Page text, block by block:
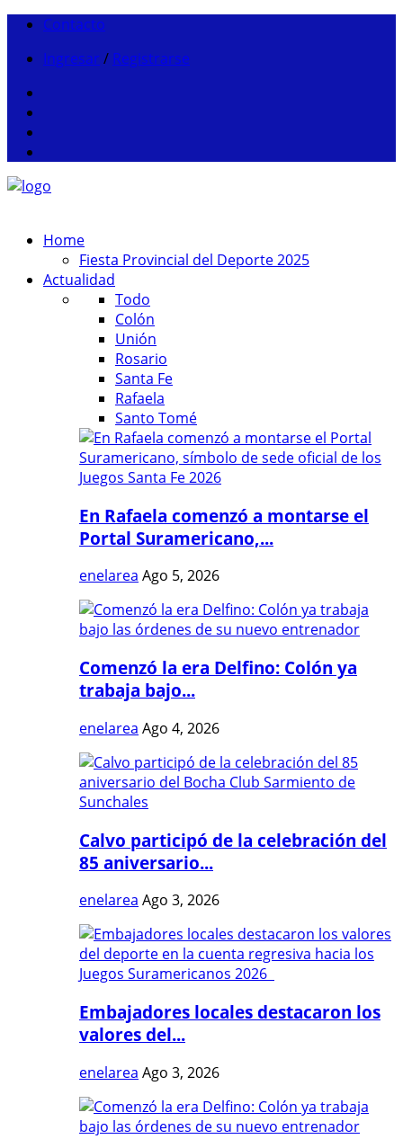
Contacto
Ingresar / Registrarse
Home
Fiesta Provincial del Deporte 2025
Actualidad
Todo
Colón
Unión
Rosario
Santa Fe
Rafaela
Santo Tomé
En Rafaela comenzó a montarse el
Portal Suramericano,...
enelarea Ago 5, 2026
Comenzó la era Delfino: Colón ya
trabaja bajo...
enelarea Ago 4, 2026
Calvo participó de la celebración del
85 aniversario...
enelarea Ago 3, 2026
Embajadores locales destacaron los
valores del...
enelarea Ago 3, 2026